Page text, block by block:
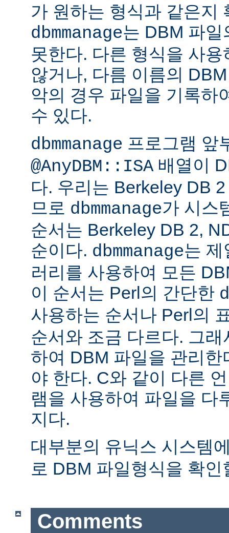
가 원하는 형식과 같은지
dbmmanage는 DBM 파
못한다. 다른 형식을 사
않거나, 다름 이름의
악의 경우 파일을 기록하
수 있다.
dbmmanage 프로그램 앞
@AnyDBM::ISA 배열이
다. 우리는 Berkeley DB
므로 dbmmanage가 시스
순서는 Berkeley DB 2,
순이다. dbmmanage는 제
러리를 사용하여 모든
이 순서는 Perl의 간단한
사용하는 순서나 Perl의
순서와 조금 다르다. 그
하여 DBM 파일을 관리
야 한다. C와 같이 다른
램을 사용하여 파일을 다
지다.
대부분의 유닉스 시스템
로 DBM 파일형식을 확인
Comments